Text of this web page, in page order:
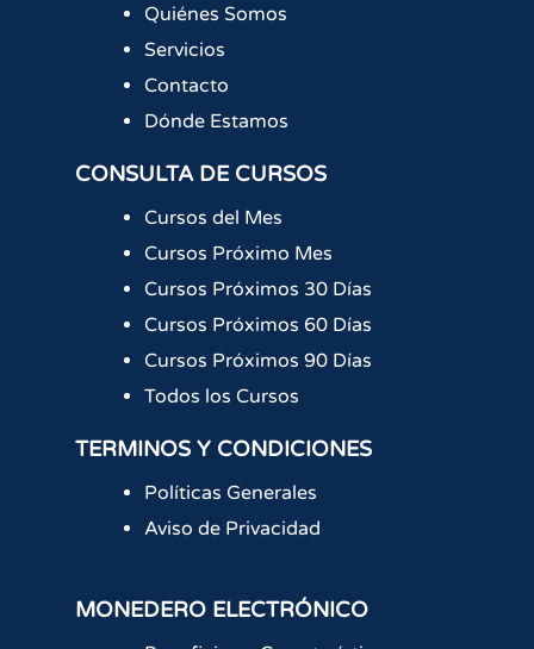
Quiénes Somos
Servicios
Contacto
Dónde Estamos
CONSULTA DE CURSOS
Cursos del Mes
Cursos Próximo Mes
Cursos Próximos 30 Días
Cursos Próximos 60 Días
Cursos Próximos 90 Días
Todos los Cursos
TERMINOS Y CONDICIONES
Políticas Generales
Aviso de Privacidad
MONEDERO ELECTRÓNICO